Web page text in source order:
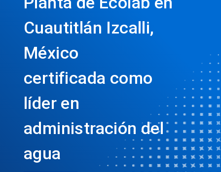
Cuautitlán Izcalli,
México
certificada como
líder en
administración del
agua